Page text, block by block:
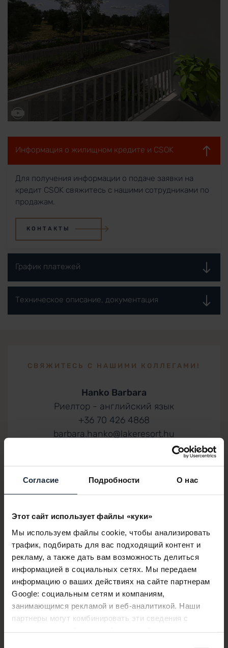
Согласие Подробности О нас
Этот сайт использует файлы «куки»
Мы используем файлы cookie, чтобы анализировать
трафик, подбирать для вас подходящий контент и
рекламу, а также дать вам возможность делиться
информацией в социальных сетях. Мы передаем
информацию о ваших действиях на сайте партнерам
Google: социальным сетям и компаниям,
занимающимся рекламой и веб-аналитикой. Наши
партнеры могут комбинировать эти сведения с
Информация о жилищном кредите и CSOK
Для получения информации о подаче заявки на
кредит CSOK свяжитесь с нашими сотрудниками по
продажам.
КОНТАКТЫ
График платежей
Техническое описание, документация
СВЯЖИТЕСЬ С НАШИМИ КОЛЛЕГАМИ!
Hanko Barbara
Риелтор - английский язык
+36 70 426 4868
barbara.hanko@lakeresort.hu
ВВЕДИТЕ СВОИ КОНТАКТНЫЕ ДАННЫЕ,
МЫ ВАМ ПЕРЕЗВОНИМ